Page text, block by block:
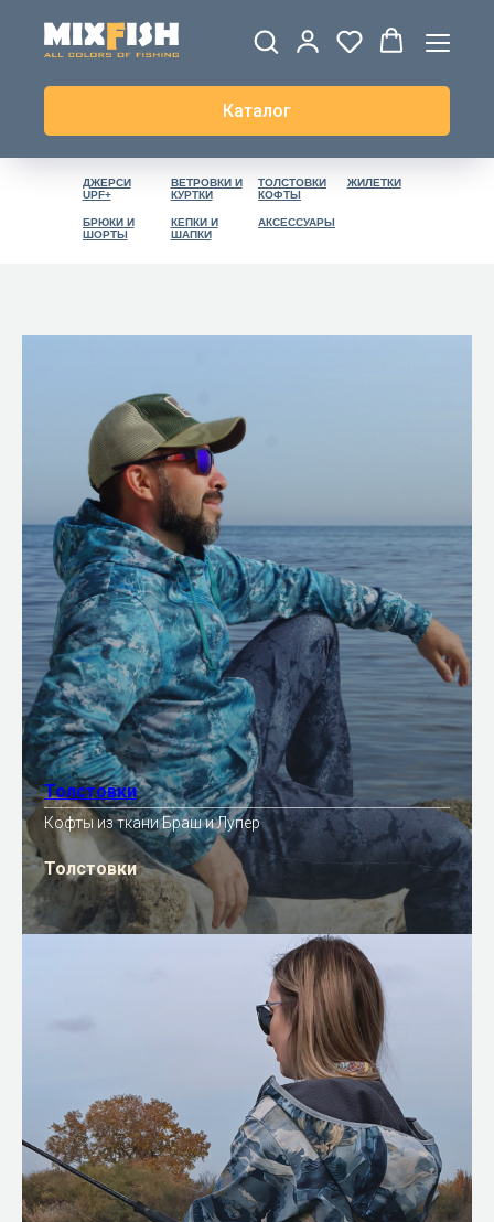
Каталог
БРЮКИ И
ШОРТЫ
КЕПКИ И
ШАПКИ
АКСЕССУАРЫ
ДЖЕРСИ
UPF+
ВЕТРОВКИ И
КУРТКИ
ТОЛСТОВКИ
КОФТЫ
ЖИЛЕТКИ
Толстовки
Кофты из ткани Браш и Лупер
Толстовки